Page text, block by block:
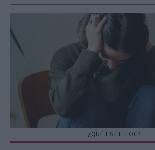
¿QUÉ ES EL TOC?